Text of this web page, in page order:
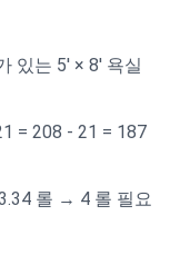
있는 5' × 8' 욕실
= 208 - 21 = 187
롤 → 4 롤 필요